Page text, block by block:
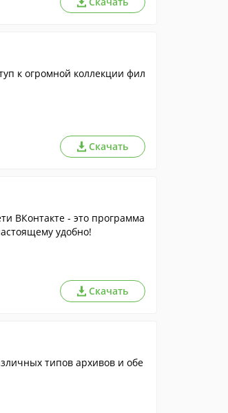
к огромной коллекции фил
Скачать
ВКонтакте - это программа
удобно!
Скачать
типов архивов и обе